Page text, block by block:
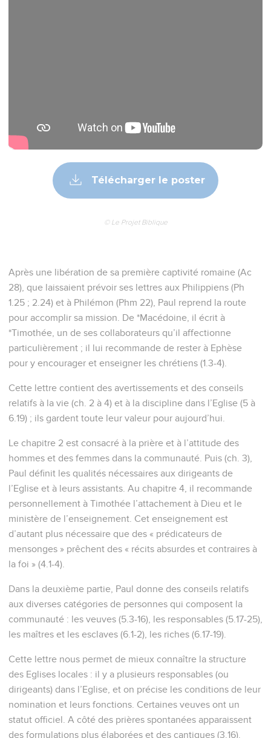
Télécharger le poster
© Le Projet Biblique
Après une libération de sa première captivité romaine (Ac
28), que laissaient prévoir ses lettres aux Philippiens (Ph
1.25 ; 2.24) et à Philémon (Phm 22), Paul reprend la route
pour accomplir sa mission. De *Macédoine, il écrit à
*Timothée, un de ses collaborateurs qu’il affectionne
particulièrement ; il lui recommande de rester à Ephèse
pour y encourager et enseigner les chrétiens (1.3-4).
Cette lettre contient des avertissements et des conseils
relatifs à la vie (ch. 2 à 4) et à la discipline dans l’Eglise (5 à
6.19) ; ils gardent toute leur valeur pour aujourd’hui.
Le chapitre 2 est consacré à la prière et à l’attitude des
hommes et des femmes dans la communauté. Puis (ch. 3),
Paul définit les qualités nécessaires aux dirigeants de
l’Eglise et à leurs assistants. Au chapitre 4, il recommande
personnellement à Timothée l’attachement à Dieu et le
ministère de l’enseignement. Cet enseignement est
d’autant plus nécessaire que des « prédicateurs de
mensonges » prêchent des « récits absurdes et contraires à
la foi » (4.1-4).
Dans la deuxième partie, Paul donne des conseils relatifs
aux diverses catégories de personnes qui composent la
communauté : les veuves (5.3-16), les responsables (5.17-25),
les maîtres et les esclaves (6.1-2), les riches (6.17-19).
Cette lettre nous permet de mieux connaître la structure
des Eglises locales : il y a plusieurs responsables (ou
dirigeants) dans l’Eglise, et on précise les conditions de leur
nomination et leurs fonctions. Certaines veuves ont un
statut officiel. A côté des prières spontanées apparaissent
des formulations plus élaborées et des cantiques (3.16).